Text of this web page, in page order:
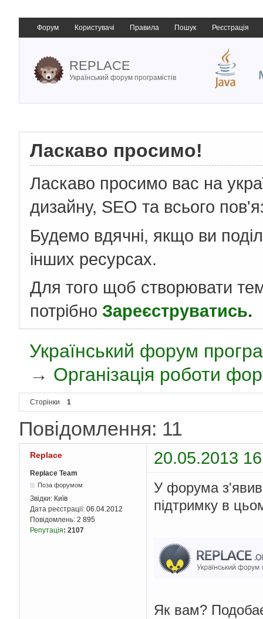
Форум Користувачі Правила Пошук Реєстрація
REPLACE
Український форум програмістів
Ласкаво просимо!
Ласкаво просимо вас на
дизайну, SEO та всього
Будемо вдячні, якщо ви
інших ресурсах.
Для того щоб створювати
потрібно Зареєструватись.
Український форум
→ Організація роботи
Сторінки 1
Повідомлення: 11
Replace 20.05.2013
Replace Team
Поза форумом
Звідки: Київ
Дата реєстрації: 06.04.2012
Повідомлень: 2 895
Репутація: 2107
У форума
підтримку в
Як вам?